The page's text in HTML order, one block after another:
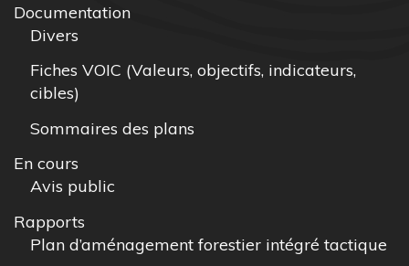
Documentation
Divers
Fiches VOIC (Valeurs, objectifs, indicateurs,
cibles)
Sommaires des plans
En cours
Avis public
Rapports
Plan d’aménagement forestier intégré tactique